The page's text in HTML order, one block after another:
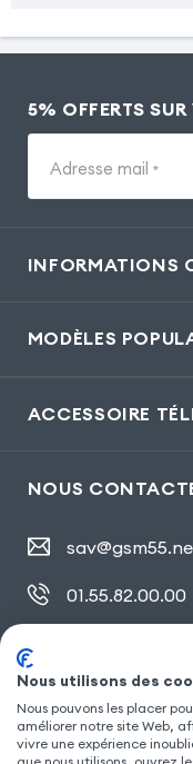
5% OFFERTS
Adresse mail *
INFORMATIONS
MODÈLES
ACCESSOIRE
NOUS
01.55.82.00.00
Nous utilisons des
Nous pouvons les placer
améliorer notre site Web,
vivre une expérience